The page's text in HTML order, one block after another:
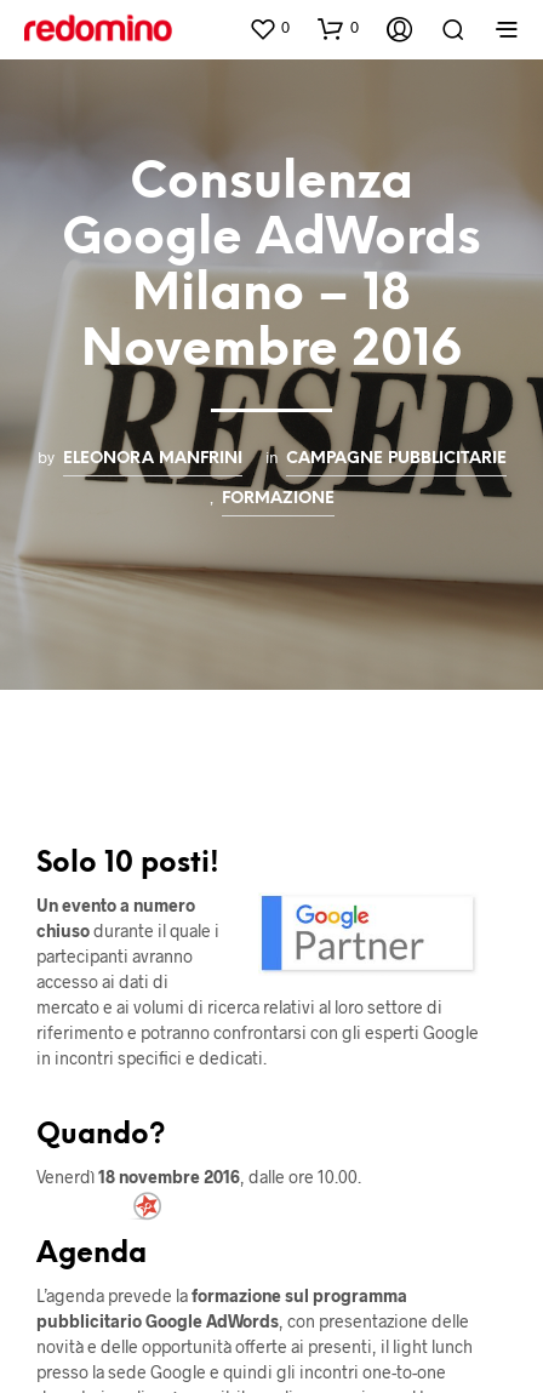
0 0
Consulenza
Google AdWords
Milano – 18
Novembre 2016
by ELEONORA MANFRINI in CAMPAGNE PUBBLICITARIE
FORMAZIONE
Solo 10 posti!
Un evento a numero
chiusodurante il quale i
partecipanti avranno
accesso ai dati di
mercato e ai volumi di ricerca relativi al loro settore di
riferimento e potranno confrontarsi con gli esperti Google
in incontri specifici e dedicati.
Quando?
Venerdì18 novembre 2016 , dalle ore 10.00.
Agenda
L’agenda prevede laformazione sul programma
pubblicitario Google AdWords , con presentazione delle
novità e delle opportunità offerte ai presenti, il light lunch
presso la sede Google e quindi gli incontri one-to-one